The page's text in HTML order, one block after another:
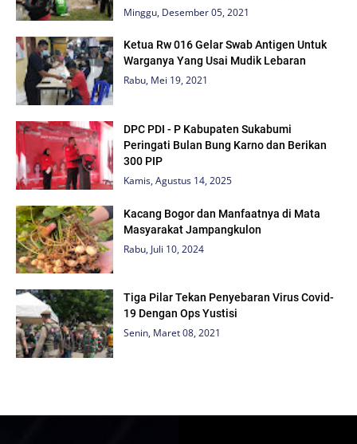
Minggu, Desember 05, 2021
Ketua Rw 016 Gelar Swab Antigen Untuk
Warganya Yang Usai Mudik Lebaran
Rabu, Mei 19, 2021
DPC PDI - P Kabupaten Sukabumi
Peringati Bulan Bung Karno dan Berikan
300 PIP
Kamis, Agustus 14, 2025
Kacang Bogor dan Manfaatnya di Mata
Masyarakat Jampangkulon
Rabu, Juli 10, 2024
Tiga Pilar Tekan Penyebaran Virus Covid-
19 Dengan Ops Yustisi
Senin, Maret 08, 2021